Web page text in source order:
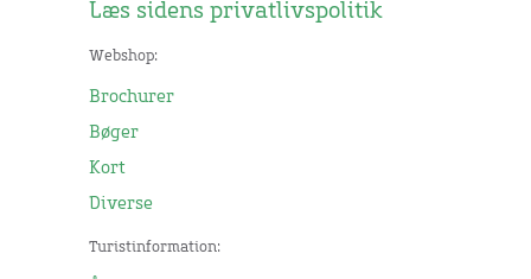
Læs sidens privatlivspolitik
Webshop:
Brochurer
Bøger
Kort
Diverse
Turistinformation: